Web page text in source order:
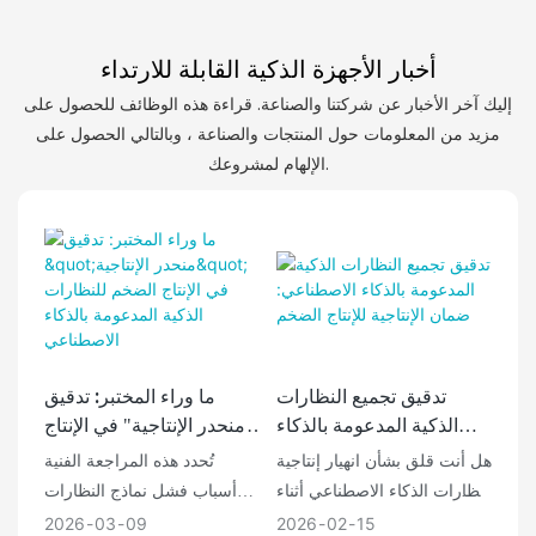
أخبار الأجهزة الذكية القابلة للارتداء
إليك آخر الأخبار عن شركتنا والصناعة. قراءة هذه الوظائف للحصول على
مزيد من المعلومات حول المنتجات والصناعة ، وبالتالي الحصول على
الإلهام لمشروعك.
ما وراء المختبر: تدقيق
"منحدر الإنتاجية" في الإنتاج
الضخم للنظارات الذكية
المدعومة بالذكاء
الاصطناعي
تُحدد هذه المراجعة الفنية
أسباب فشل نماذج النظارات
الذكية المزودة بالذكاء
2026 03 09
تدقيق تجميع النظارات
الذكية المدعومة بالذكاء
الاصطناعي: ضمان الإنتاجية
للإنتاج الضخم
هل أنت قلق بشأن انهيار إنتاجية
نظارات الذكاء الاصطناعي أثناء
الإنتاج الضخم؟ يستكشف دليل
2026 02 15